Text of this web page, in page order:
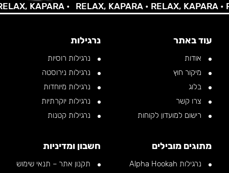
KAPARA • RELAX, KAPARA •RELAX, KAPARA •
עוד באתר
אודות
מיקור חוץ
בלוג
צרו קשר
רישום למועדון לקוחות
נרגילות
נרגילות רוסיות
נרגילות נירוסטה
נרגילות מיוחדות
נרגילות יוקרתיות
נרגילות קטנות
מתוגים מובילים
נרגילות Alpha Hookah
חשבון ומדיניות
תקנון אתר – תנאי שימוש